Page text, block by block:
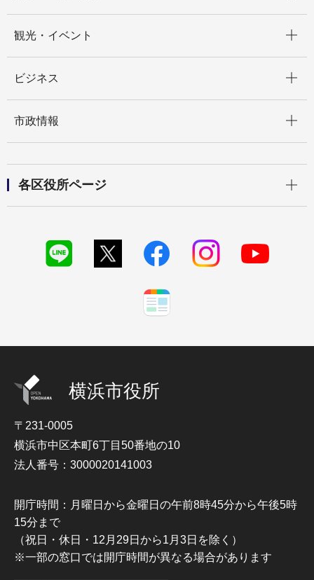
観光・イベント
ビジネス
市政情報
各区役所ページ
横浜市役所
〒231-0005
横浜市中区本町6丁目50番地の10
法人番号：3000020141003
開庁時間：月曜日から金曜日の午前8時45分から午後5時
15分まで
（祝日・休日・12月29日から1月3日を除く）
※一部の窓口では開庁時間が異なる場合があります